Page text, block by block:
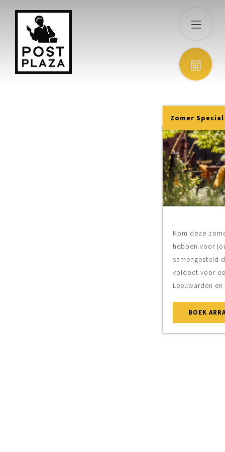
Kom deze zomer naar Leeuwarden! Wij
hebben voor jou een compleet pakket
samengesteld dat aan alle voorwaarden
voldoet voor een paar zomerse dagen in